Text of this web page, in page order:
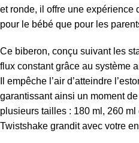
et ronde, il offre une expérience
pour le bébé que pour les
Ce biberon, conçu suivant les
flux constant grâce au système
Il empêche l’air d’atteindre
garantissant ainsi un moment
plusieurs tailles : 180 ml, 260
Twistshake grandit avec votre